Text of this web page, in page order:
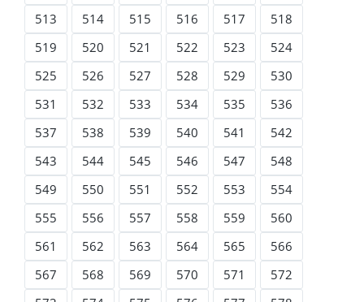
513
514 515 516 517
518
519
520 521 522 523
524
525
526 527 528 529
530
531
532 533 534 535
536
537
538 539 540 541
542
543
544 545 546 547
548
549
550 551 552 553
554
555
556 557 558 559
560
561
562 563 564 565
566
567
568 569 570 571
572